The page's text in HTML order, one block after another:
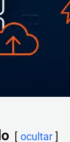
ocultar